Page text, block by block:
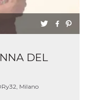
DEL
Milano